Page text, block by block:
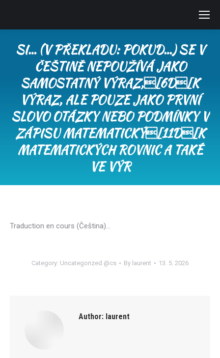
SI… (V PŘEKLADU: POKUD…) SE V
ČEŠTINĚ NEPOUŽÍVÁ JAKO
SAMOSTATNÝ VÝRAZ,[6D[K
VÝRAZ, ALE POUZE JAKO PRVNÍ
SLOVO OTÁZKY NEBO PODMÍNKY V
ZÁPISU MATEMATICKÝ[11D[K
MATEMATICKÝCH ROVNIC A TAKÉ
VE VÝR
Traduction en cours (Čeština)…
Category: Uncategorized @cs By laurent 13. 5. 2026
Author: laurent